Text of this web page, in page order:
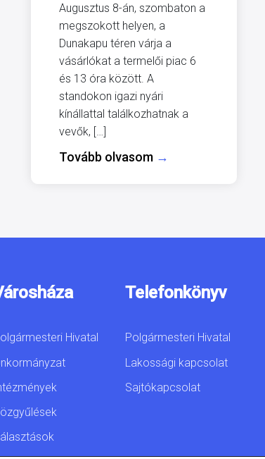
Augusztus 8-án, szombaton a
megszokott helyen, a
Dunakapu téren várja a
vásárlókat a termelői piac 6
és 13 óra között. A
standokon igazi nyári
kínállattal találkozhatnak a
vevők, […]
Tovább olvasom →
Hivatal
Telefonkönyv
Polgármesteri Hivatal
Lakossági kapcsolat
Sajtókapcsolat